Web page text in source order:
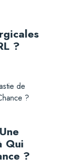
?
Qui
?